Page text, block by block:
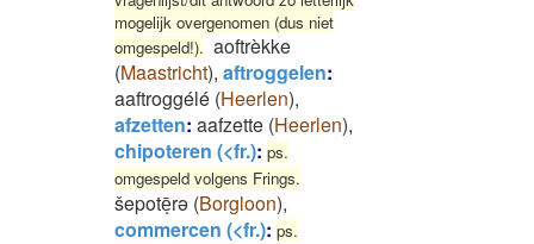
mogelijk overgenomen (dus niet
omgespeld!). aoftrèkke
(Maastricht), aftroggelen:
aaftroggélé (Heerlen),
afzetten: aafzette (Heerlen),
chipoteren (<fr.): ps.
omgespeld volgens Frings.
šepotēͅrə (Borgloon),
commercen (<fr.): ps.